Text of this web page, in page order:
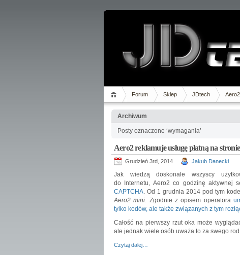
Forum Sklep JDtech Aero2
Archiwum
Posty oznaczone ‘wymagania’
Aero2 reklamuje usługę płatną na
Grudzień 3rd, 2014 Jakub Danecki
Jak wiedzą doskonale wszyscy
do Internetu, Aero2 co godzinę aktywnej
CAPTCHA. Od 1 grudnia 2014 pod tym
Aero2 mini. Zgodnie z opisem operatora
tylko kodów, ale także związanych z tym
Całość na pierwszy rzut oka może
ale jednak wiele osób uważa to za swego
Czytaj dalej…